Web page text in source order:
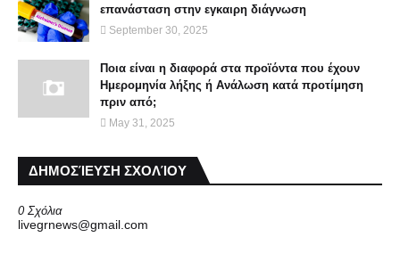
επανάσταση στην εγκαιρη διάγνωση
September 30, 2025
Ποια είναι η διαφορά στα προϊόντα που έχουν
Ημερομηνία λήξης ή Aνάλωση κατά προτίμηση
πριν από;
May 31, 2025
ΔΗΜΟΣΊΕΥΣΗ ΣΧΟΛΊΟΥ
0 Σχόλια
livegrnews@gmail.com